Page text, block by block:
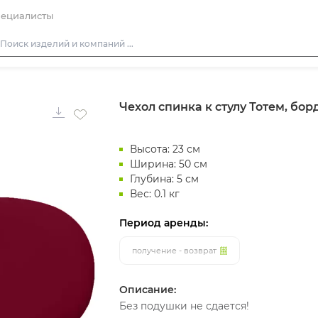
Скамейки
Фуршетная мебель
Барная мебель
Чехол спинка к стулу Тотем,
Высота: 23 см
Ширина: 50 см
Глубина: 5 см
Вес: 0.1 кг
Период аренды:
получение - возврат
Описание:
Без подушки не сдается!